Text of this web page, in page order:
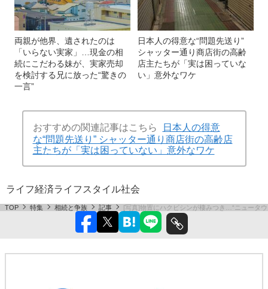
両親が他界、遺されたのは
「いらない実家」…現金の相
続にこだわる妹が、実家売却
を検討する兄に放った“驚きの
一言”
日本人の得意な“問題先送り”
シャッター通り商店街の高齢
店主たちが「実は困っていな
い」意外なワケ
おすすめの関連記事はこちら
日本人の得意
な“問題先送り” シャッター通り商店街の高齢店
主たちが「実は困っていない」意外なワケ
ライフ経済ライフスタイル社会
TOP 特集 相続と争族 記事 [写真]物置にハクビシンが棲みつき…“ニュータ